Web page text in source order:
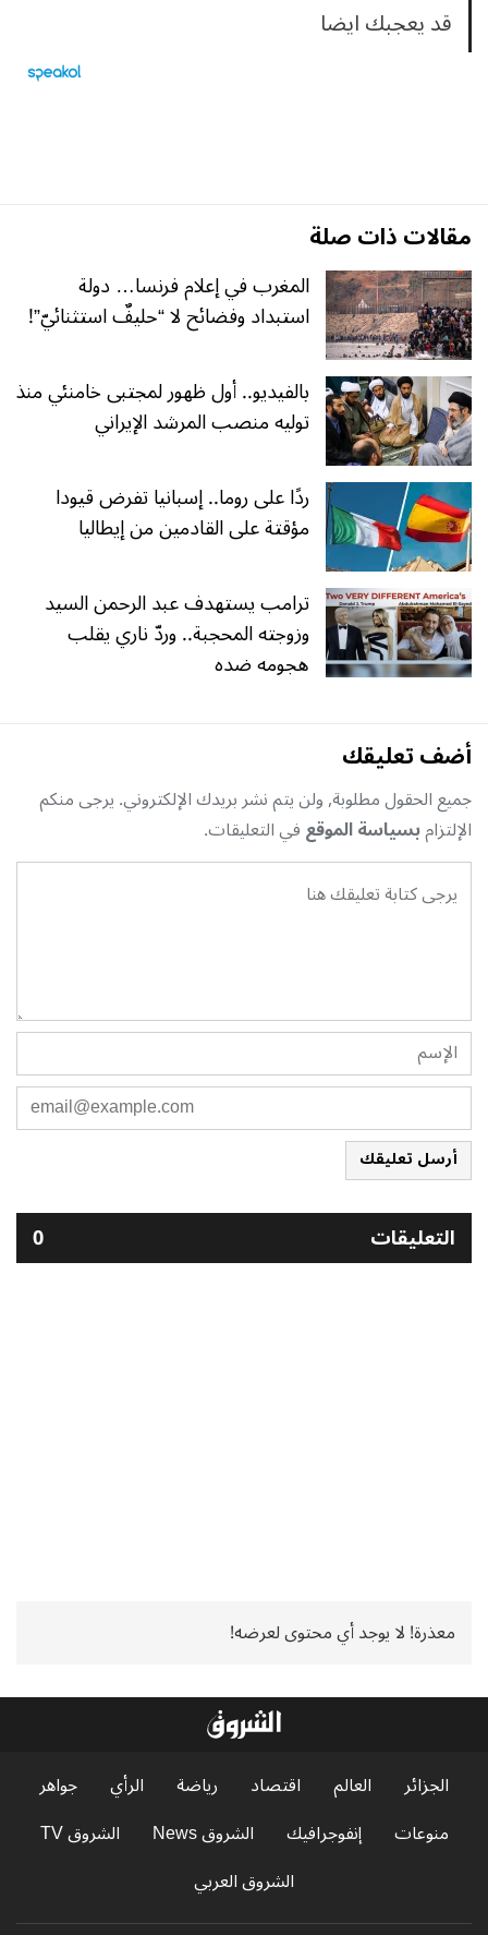
قد يعجبك ايضا
مقالات ذات صلة
المغرب في إعلام فرنسا… دولة
استبداد وفضائح لا “حليفٌ استثنائيّ”!
بالفيديو.. أول ظهور لمجتبى خامنئي منذ
توليه منصب المرشد الإيراني
ردًا على روما.. إسبانيا تفرض قيودا
مؤقتة على القادمين من إيطاليا
ترامب يستهدف عبد الرحمن السيد
وزوجته المحجبة.. وردّ ناري يقلب
هجومه ضده
أضف تعليقك
جميع الحقول مطلوبة, ولن يتم نشر بريدك الإلكتروني. يرجى منكم
الإلتزامبسياسة الموقعفي التعليقات.
أرسل تعليقك
التعليقات 0
معذرة! لا يوجد أي محتوى لعرضه!
الجزائر العالم اقتصاد رياضة الرأي
جواهر
منوعات
إنفوجرافيك الشروق News
الشروق TV
الشروق العربي